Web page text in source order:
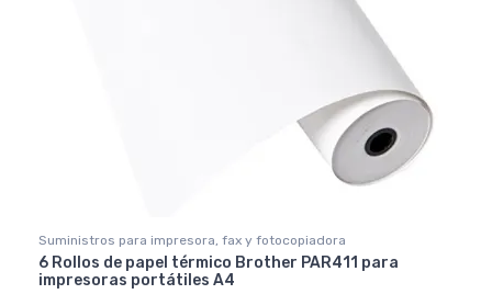
Suministros para impresora, fax y fotocopiadora
6 Rollos de papel térmico Brother PAR411 para
impresoras portátiles A4